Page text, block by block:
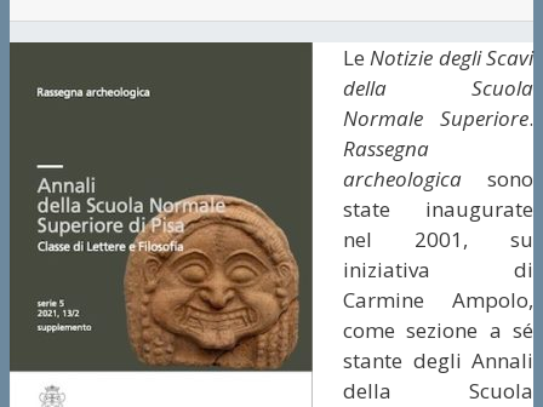
LeNotizie degli Scavi
della Scuola
Normale Superiore.
Rassegna
archeologica sono
state inaugurate
nel 2001, su
iniziativa di
Carmine Ampolo,
come sezione a sé
stante degli Annali
della Scuola